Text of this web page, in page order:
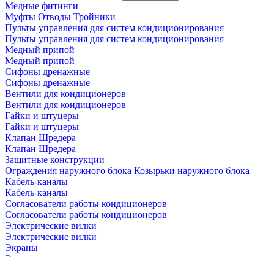
Медные фитинги
Муфты Отводы Тройники
Пульты управления для систем кондиционирования
Пульты управления для систем кондиционирования
Медный припой
Медный припой
Сифоны дренажные
Сифоны дренажные
Вентили для кондиционеров
Вентили для кондиционеров
Гайки и штуцеры
Гайки и штуцеры
Клапан Шредера
Клапан Шредера
Защитные конструкции
Ограждения наружного блока Козырьки наружного блока
Кабель-каналы
Кабель-каналы
Согласователи работы кондиционеров
Согласователи работы кондиционеров
Электрические вилки
Электрические вилки
Экраны